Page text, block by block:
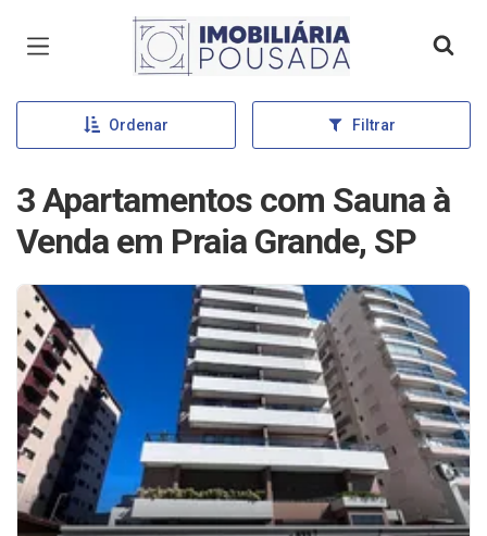
Página inicial
Ordenar Filtrar
3 Apartamentos com Sauna à
Venda em Praia Grande, SP